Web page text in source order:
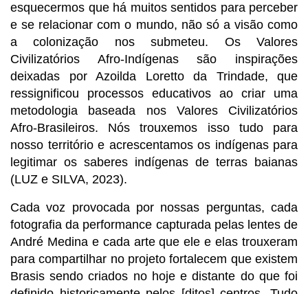
esquecermos que há muitos sentidos para perceber
e se relacionar com o mundo, não só a visão como
a colonização nos submeteu. Os Valores
Civilizatórios Afro-Indígenas são inspirações
deixadas por Azoilda Loretto da Trindade, que
ressignificou processos educativos ao criar uma
metodologia baseada nos Valores Civilizatórios
Afro-Brasileiros. Nós trouxemos isso tudo para
nosso território e acrescentamos os indígenas para
legitimar os saberes indígenas de terras baianas
(LUZ e SILVA, 2023).
Cada voz provocada por nossas perguntas, cada
fotografia da performance capturada pelas lentes de
André Medina e cada arte que ele e elas trouxeram
para compartilhar no projeto fortalecem que existem
Brasis sendo criados no hoje e distante do que foi